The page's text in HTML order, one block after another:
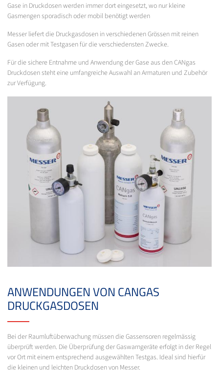
Gase in Druckdosen werden immer dort eingesetzt, wo nur kleine
Gasmengen sporadisch oder mobil benötigt werden
Messer liefert die Druckgasdosen in verschiedenen Grössen mit reinen
Gasen oder mit Testgasen für die verschiedensten Zwecke.
Für die sichere Entnahme und Anwendung der Gase aus den CANgas
Druckdosen steht eine umfangreiche Auswahl an Armaturen und Zubehör
zur Verfügung.
ANWENDUNGEN VON CANGAS
DRUCKGASDOSEN
Bei der Raumluftüberwachung müssen die Gassensoren regelmässig
überprüft werden. Die Überprüfung der Gaswarngeräte erfolgt in der Regel
vor Ort mit einem entsprechend ausgewählten Testgas. Ideal sind hierfür
die kleinen und leichten Druckdosen von Messer.